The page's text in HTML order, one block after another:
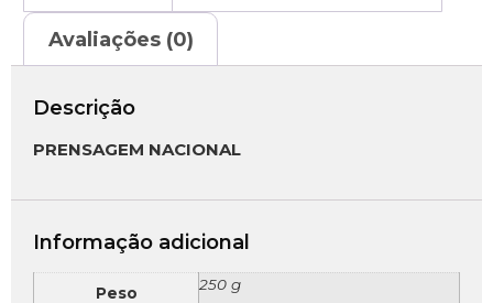
Avaliações (0)
Descrição
PRENSAGEM NACIONAL
Informação adicional
Peso 250 g